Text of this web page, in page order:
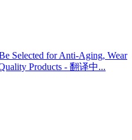
Selected for Anti-Aging, Wear
Products - 翻译中...